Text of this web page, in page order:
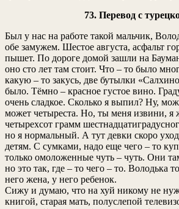
73. Перевод с
Был у нас на работе такой мальчик,
обе замужем. Шестое августа, асфальт
пышет. По дороге домой зашли на
оно сто лет там стоит. Что – то было
какую – то закусь, две бутылки
было. Тёмно – красное густое вино.
очень сладкое. Сколько я выпил? Ну,
может четыреста. Но, ты меня извини, я
четырехсот грамм
но я нормальный. А тут девки скоро
детям. С сумками, надо еще чего – то
только омоложенные чуть – чуть. Они
но это так, где – то чего – то. Володька
него жена, у него ребенок.
Сижу и думаю, что на хуй никому не
книгой, старая мать, полуслепой